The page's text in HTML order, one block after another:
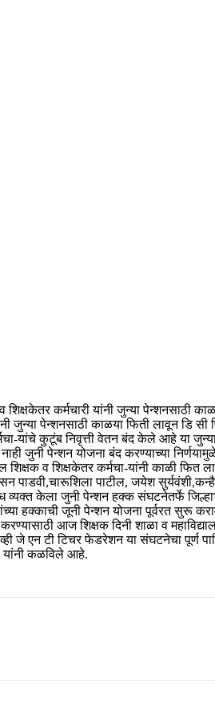
शिक्षकेतर कर्मचारी यांनी जुन्या
जुन्या पेन्शनसाठी काळया फिती लावून डि
यांचे कुटूंब निवृत्ती वेतन बंद केले आहे या
जुनी पेन्शन योजना बंद करण्याच्या
शिक्षक व शिक्षकेतर कर्मचा-यांनी काळी फित
पाटील, जयेश
व्यक्त केला जुनी पेन्शन हक्क संघटनेतर्फे
हक्काची जूनी पेन्शन योजना पूर्वरत सुरू
आज शिक्षक दिनी शाळा व
जे एन टी टिचर फेडरेशन या संघटनेचा पूर्ण
यांनी कळविले आहे.